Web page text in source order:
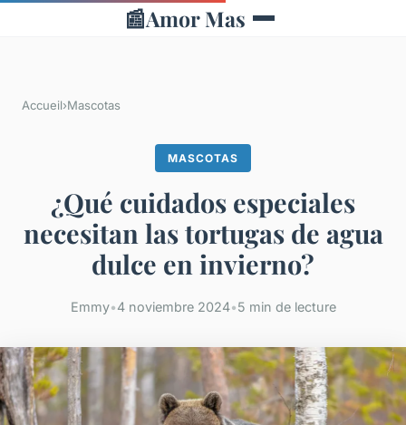
📰Amor Mas
Accueil›Mascotas
MASCOTAS
¿Qué cuidados especiales
necesitan las tortugas de agua
dulce en invierno?
Emmy•4 noviembre 2024•5 min de lecture